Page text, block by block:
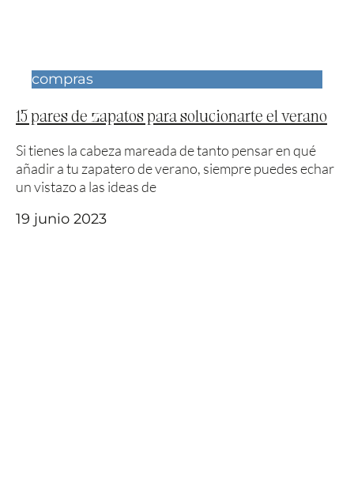
compras
15 pares de zapatos para solucionarte el verano
Si tienes la cabeza mareada de tanto pensar en qué
añadir a tu zapatero de verano, siempre puedes echar
un vistazo a las ideas de
19 junio 2023